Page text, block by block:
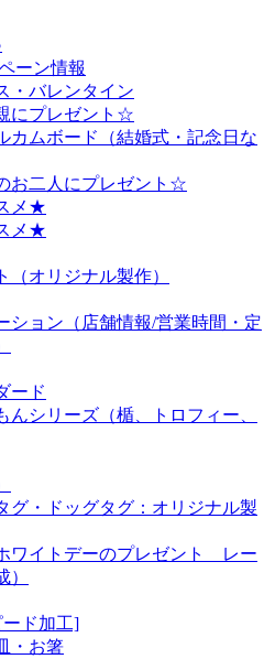
ーン情報
・バレンタイン
にプレゼント☆
カムボード（結婚式・記念日な
お二人にプレゼント☆
メ★
メ★
（オリジナル製作）
ション（店舗情報/営業時間・定
ード
んシリーズ（楯、トロフィー、
グ・ドッグタグ：オリジナル製
ワイトデーのプレゼント レー
ド加工]
・お箸